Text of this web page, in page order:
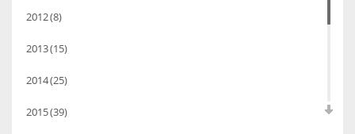
Podere Castorani
Ricasoli 1141
Ritterhof
Rocca Di Frasinello
2012(8)
2013(15)
2014(25)
2015(39)